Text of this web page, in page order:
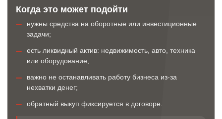
Когда это может подойти
нужны средства на оборотные или инвестиционные
задачи;
есть ликвидный актив: недвижимость, авто, техника
или оборудование;
важно не останавливать работу бизнеса из-за
нехватки денег;
обратный выкуп фиксируется в договоре.